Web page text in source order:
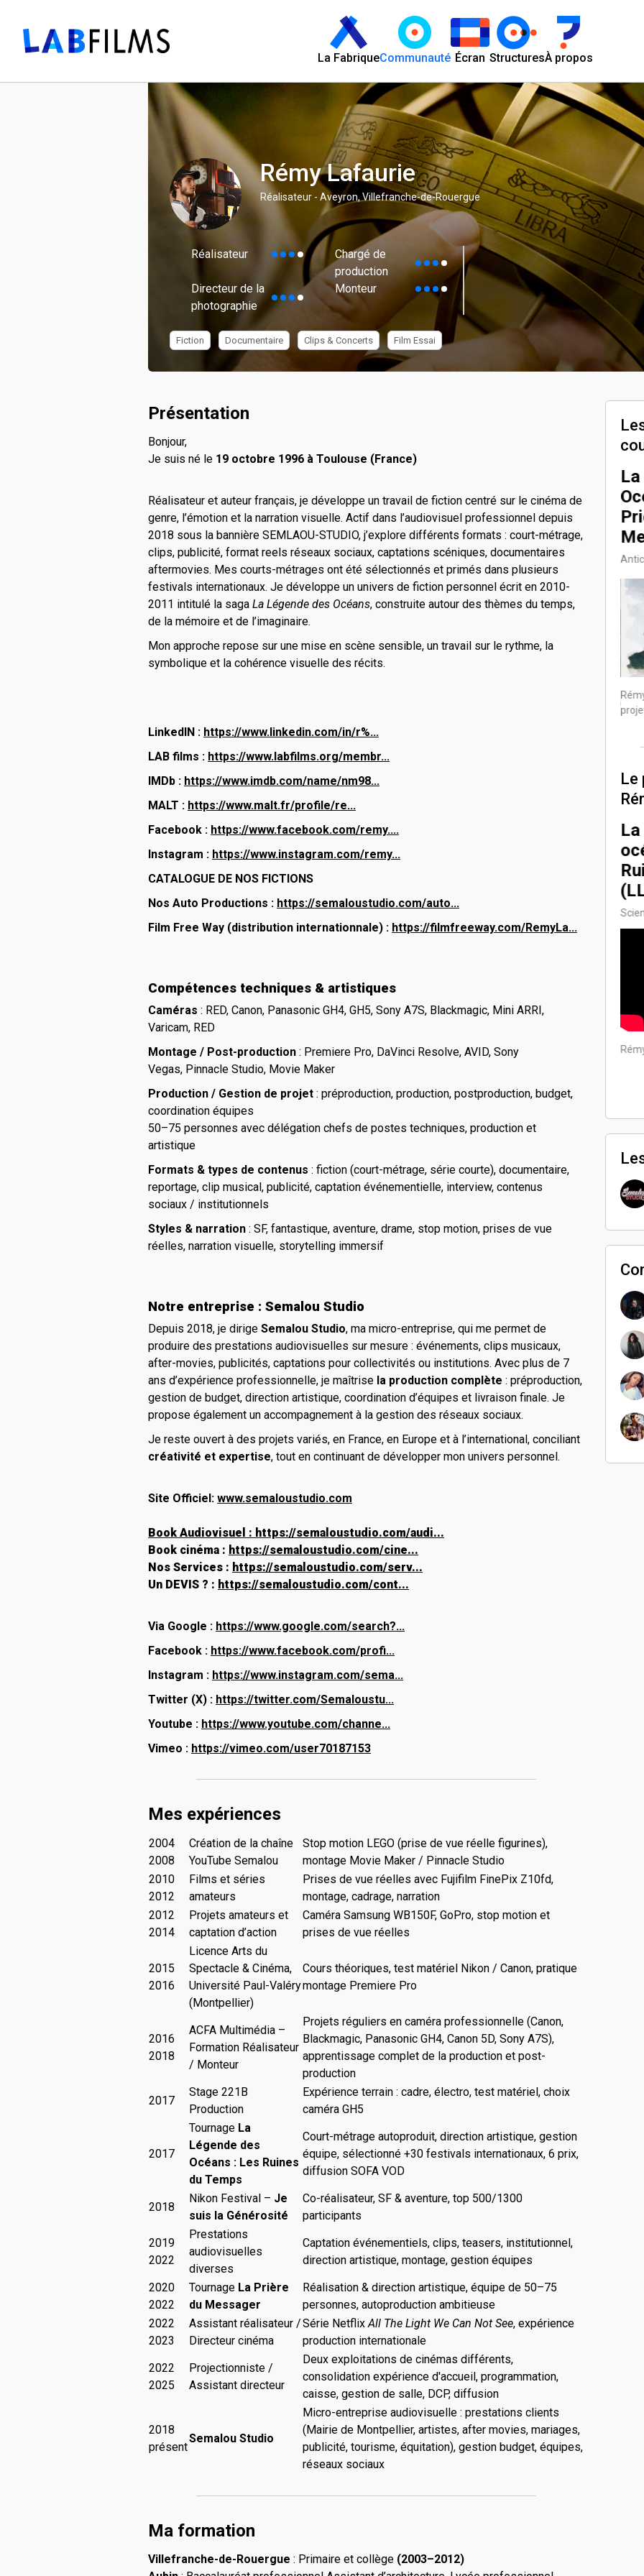
La FabriqueCommunauté Écran StructuresÀ propos
Rémy Lafaurie
Réalisateur - Aveyron, Villefranche-de-Rouergue
Réalisateur
Chargé de
production
Directeur de la
photographie
Monteur
Fiction Documentaire Clips & Concerts Film Essai
Présentation
Bonjour,
Je suis né le 19 octobre 1996 à Toulouse (France)
Réalisateur et auteur français, je développe un travail de fiction centré sur le cinéma de
genre, l’émotion et la narration visuelle. Actif dans l’audiovisuel professionnel depuis
2018 sous la bannière SEMLAOU-STUDIO, j’explore différents formats : court-métrage,
clips, publicité, format reels réseaux sociaux, captations scéniques, documentaires
aftermovies. Mes courts-métrages ont été sélectionnés et primés dans plusieurs
festivals internationaux. Je développe un univers de fiction personnel écrit en 2010-
2011 intitulé la saga La Légende des Océans, construite autour des thèmes du temps,
de la mémoire et de l’imaginaire.
Mon approche repose sur une mise en scène sensible, un travail sur le rythme, la
symbolique et la cohérence visuelle des récits.
LinkedIN : https://www.linkedin.com/in/r%...
LAB films : https://www.labfilms.org/membr...
IMDb : https://www.imdb.com/name/nm98...
MALT : https://www.malt.fr/profile/re...
Facebook : https://www.facebook.com/remy....
Instagram : https://www.instagram.com/remy...
CATALOGUE DE NOS FICTIONS
Nos Auto Productions : https://semaloustudio.com/auto...
Film Free Way (distribution internationnale) : https://filmfreeway.com/RemyLa...
Compétences techniques & artistiques
Caméras : RED, Canon, Panasonic GH4, GH5, Sony A7S, Blackmagic, Mini ARRI,
Varicam, RED
Montage / Post-production : Premiere Pro, DaVinci Resolve, AVID, Sony
Vegas, Pinnacle Studio, Movie Maker
Production / Gestion de projet : préproduction, production, postproduction, budget,
coordination équipes
50–75 personnes avec délégation chefs de postes techniques, production et
artistique
Formats & types de contenus : fiction (court-métrage, série courte), documentaire,
reportage, clip musical, publicité, captation événementielle, interview, contenus
sociaux / institutionnels
Styles & narration : SF, fantastique, aventure, drame, stop motion, prises de vue
réelles, narration visuelle, storytelling immersif
Notre entreprise : Semalou Studio
Depuis 2018, je dirige Semalou Studio, ma micro-entreprise, qui me permet de
produire des prestations audiovisuelles sur mesure : événements, clips musicaux,
after-movies, publicités, captations pour collectivités ou institutions. Avec plus de 7
ans d’expérience professionnelle, je maîtrise la production complète : préproduction,
gestion de budget, direction artistique, coordination d’équipes et livraison finale. Je
propose également un accompagnement à la gestion des réseaux sociaux.
Je reste ouvert à des projets variés, en France, en Europe et à l’international, conciliant
créativité et expertise, tout en continuant de développer mon univers personnel.
Site Officiel: www.semaloustudio.com
Book Audiovisuel : https://semaloustudio.com/audi...
Book cinéma : https://semaloustudio.com/cine...
Nos Services : https://semaloustudio.com/serv...
Un DEVIS ? : https://semaloustudio.com/cont...
Via Google : https://www.google.com/search?...
Facebook : https://www.facebook.com/profi...
Instagram : https://www.instagram.com/sema...
Twitter (X) : https://twitter.com/Semaloustu...
Youtube : https://www.youtube.com/channe...
Vimeo : https://vimeo.com/user70187153
Mes expériences
2004
2008
Création de la chaîne
YouTube Semalou
Stop motion LEGO (prise de vue réelle figurines),
montage Movie Maker / Pinnacle Studio
2010
2012
Films et séries
amateurs
Prises de vue réelles avec Fujifilm FinePix Z10fd,
montage, cadrage, narration
2012
2014
Projets amateurs et
captation d’action
Caméra Samsung WB150F, GoPro, stop motion et
prises de vue réelles
2015
2016
Licence Arts du
Spectacle & Cinéma,
Université Paul-Valéry
(Montpellier)
Cours théoriques, test matériel Nikon / Canon, pratique
montage Premiere Pro
2016
2018
ACFA Multimédia –
Formation Réalisateur
/ Monteur
Projets réguliers en caméra professionnelle (Canon,
Blackmagic, Panasonic GH4, Canon 5D, Sony A7S),
apprentissage complet de la production et post-
production
2017
Stage 221B
Production
Expérience terrain : cadre, électro, test matériel, choix
caméra GH5
2017
Tournage La
Légende des
Océans : Les Ruines
du Temps
Court-métrage autoproduit, direction artistique, gestion
équipe, sélectionné +30 festivals internationaux, 6 prix,
diffusion SOFA VOD
2018
Nikon Festival – Je
suis la Générosité
Co-réalisateur, SF & aventure, top 500/1300
participants
2019
2022
Prestations
audiovisuelles
diverses
Captation événementiels, clips, teasers, institutionnel,
direction artistique, montage, gestion équipes
2020
2022
Tournage La Prière
du Messager
Réalisation & direction artistique, équipe de 50–75
personnes, autoproduction ambitieuse
2022
2023
Assistant réalisateur /
Directeur cinéma
Série NetflixAll The Light We Can Not See, expérience
production internationale
2022
2025
Projectionniste /
Assistant directeur
Deux exploitations de cinémas différents,
consolidation expérience d'accueil, programmation,
caisse, gestion de salle, DCP, diffusion
2018
présent
Semalou Studio
Micro-entreprise audiovisuelle : prestations clients
(Mairie de Montpellier, artistes, after movies, mariages,
publicité, tourisme, équitation), gestion budget, équipes,
réseaux sociaux
Ma formation
Villefranche-de-Rouergue : Primaire et collège (2003–2012)
court-métrage
"Chevalière" de
Julien Coll
Fiction , Déc. 2025
Le
Beauregard
Technologie